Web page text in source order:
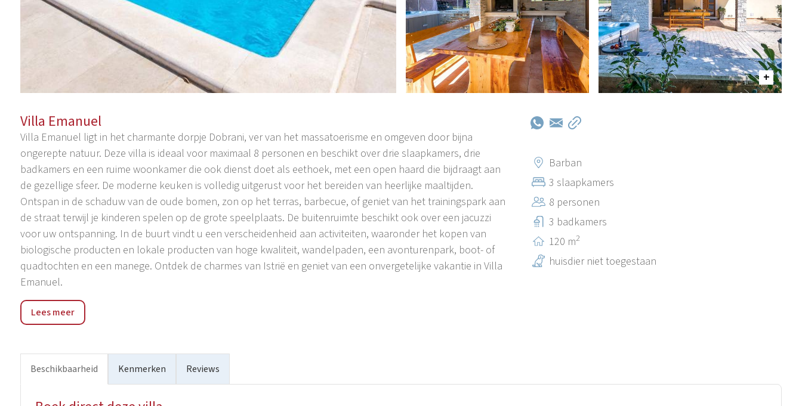
Villa Emanuel
Villa Emanuel ligt in het charmante dorpje Dobrani, ver van het massatoerisme en omgeven door bijna
ongerepte natuur. Deze villa is ideaal voor maximaal 8 personen en beschikt over drie slaapkamers, drie
badkamers en een ruime woonkamer die ook dienst doet als eethoek, met een open haard die bijdraagt aan
de gezellige sfeer. De moderne keuken is volledig uitgerust voor het bereiden van heerlijke maaltijden.
Ontspan in de schaduw van de oude bomen, zon op het terras, barbecue, of geniet van het trainingspark aan
de straat terwijl je kinderen spelen op de grote speelplaats. De buitenruimte beschikt ook over een jacuzzi
voor uw ontspanning. In de buurt vindt u een verscheidenheid aan activiteiten, waaronder het kopen van
biologische producten en lokale producten van hoge kwaliteit, wandelpaden, een avonturenpark, boot- of
quadtochten en een manege. Ontdek de charmes van Istrië en geniet van een onvergetelijke vakantie in Villa
Emanuel.
Barban, een kleine middeleeuwse stad in het zuidelijke deel van centraal Istrië. Tot de bezienswaardigheden
van Barban behoren verdedigingsmuren en stadspoorten uit de late middeleeuwen, vier oude kerken met
strand ligt in het dorp Krnica, op ongeveer 10 kilometer afstand. Vlakbij vind je een paardenranch met
Lees meer
Barban
3 slaapkamers
8 personen
3 badkamers
120 m2
huisdier niet toegestaan
Beschikbaarheid Kenmerken Reviews